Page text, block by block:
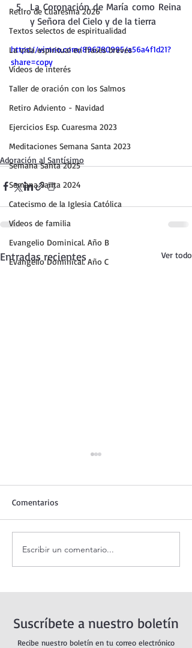
Retiro de Cuaresma 2026
Textos selectos de espiritualidad
La vida espiritual en frases breves
Vídeos de interés
Taller de oración con los Salmos
Retiro Adviento - Navidad
Ejercicios Esp. Cuaresma 2023
Meditaciones Semana Santa 2023
Semana Santa 2025
Semana Santa 2024
Catecismo de la Iglesia Católica
Vídeos de familia
Evangelio Dominical. Año B
Evangelio Dominical. Año C
La Coronación de María como Reina
y Señora del Cielo y de la tierra
https://vimeo.com/896780995/a56a4f1d21?
share=copy
Adoración al Santísimo
Entradas recientes Ver todo
Adoración al Santísimo en
vivo.
Comentarios
Escribir un comentario...
Suscríbete a nuestro boletín
Recibe nuestro boletín en tu correo electrónico